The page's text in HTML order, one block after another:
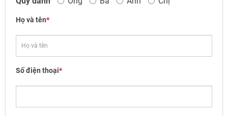
Họ và tên*
Số điện thoại*